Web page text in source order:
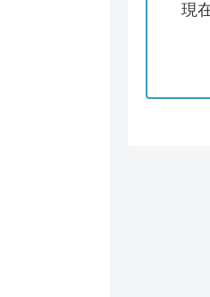
現